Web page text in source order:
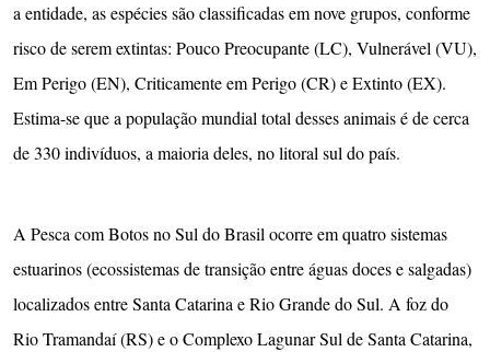
a entidade, as espécies são classificadas em nove grupos, conforme
risco de serem extintas: Pouco Preocupante (LC), Vulnerável (VU),
Em Perigo (EN), Criticamente em Perigo (CR) e Extinto (EX).
Estima-se que a população mundial total desses animais é de cerca
de 330 indivíduos, a maioria deles, no litoral sul do país.
A Pesca com Botos no Sul do Brasil ocorre em quatro sistemas
estuarinos (ecossistemas de transição entre águas doces e salgadas)
localizados entre Santa Catarina e Rio Grande do Sul. A foz do
Rio Tramandaí (RS) e o Complexo Lagunar Sul de Santa Catarina,